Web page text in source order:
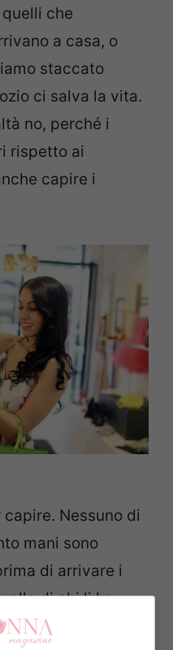
che
a casa, o
staccato
ci salva la vita.
no, perché i
rispetto ai
capire i
Nessuno di
mani sono
di arrivare i
di chi li ha
chi li ha spediti, a